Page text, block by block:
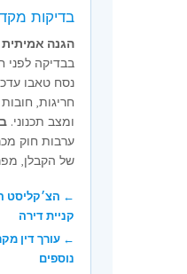
בדיקות
הגנה אמיתית
בבדיקה לפני
נסח טאבו
חריגות,
ומצב תכנוני.
ערבות חוק
של הקבלן,
← הצ׳קליסט
קניית דירה
← עורך דין
נוספים